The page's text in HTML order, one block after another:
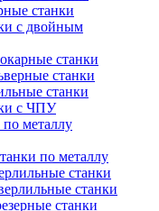
станки
с двойным
станки
станки
станки
с ЧПУ
металлу
по металлу
станки
станки
станки